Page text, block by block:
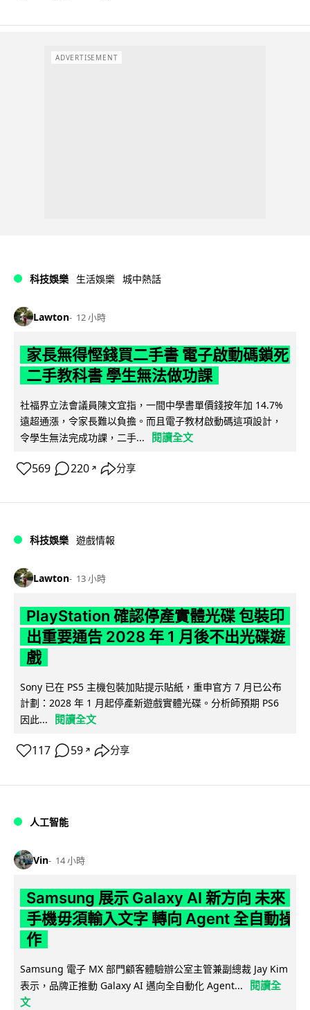
ADVERTISEMENT
科技娛樂 生活娛樂 城中熱話
Lawton 12 小時
家長無得慳錢買二手書 電子啟動碼鎖死
二手教科書 學生無法做功課
社福界立法會議員陳文宜指，一間中學書單價錢按年加 14.7%
遠超通漲，令家長難以負擔。而且電子教材啟動碼這項設計，
令學生無法完成功課，二手...
閱讀全文
569 220 ↗ 分享
科技娛樂 遊戲情報
Lawton 13 小時
PlayStation 確認停產實體光碟 包裝印
出重要通告 2028 年 1 月後不出光碟遊
戲
Sony 已在 PS5 主機包裝加貼提示貼紙，重申官方 7 月已公布
計劃：2028 年 1 月起停產新遊戲實體光碟。分析師預期 PS6
因此...
閱讀全文
117 59 ↗ 分享
人工智能
Vin 14 小時
Samsung 展示 Galaxy AI 新方向 未來
手機毋須輸入文字 轉向 Agent 全自動操
作
Samsung 電子 MX 部門顧客體驗辦公室主管兼副總裁 Jay Kim
表示，品牌正推動 Galaxy AI 邁向全自動化 Agent...
閱讀全
文